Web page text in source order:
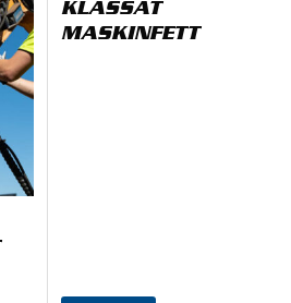
KLASSAT
MASKINFETT